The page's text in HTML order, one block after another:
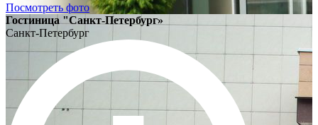
Посмотреть фото
Гостиница "Санкт-Петербург»
Санкт-Петербург